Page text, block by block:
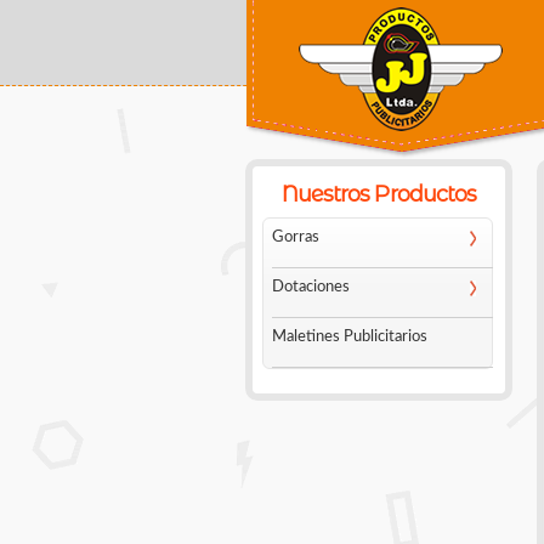
Usted está aquí
Nuestros Productos
Gorras
Dotaciones
Maletines Publicitarios